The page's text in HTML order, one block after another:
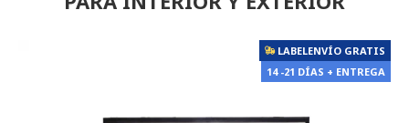
LABELENVÍO GRATIS
14 -21 DÍAS + ENTREGA